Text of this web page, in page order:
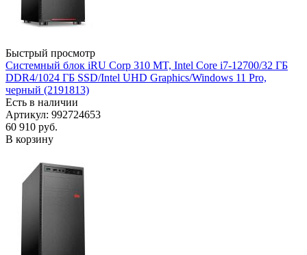
Быстрый просмотр
Системный блок iRU Corp 310 MT, Intel Core i7-12700/32 ГБ
DDR4/1024 ГБ SSD/Intel UHD Graphics/Windows 11 Pro,
черный (2191813)
Есть в наличии
Артикул: 992724653
60 910 руб.
В корзину